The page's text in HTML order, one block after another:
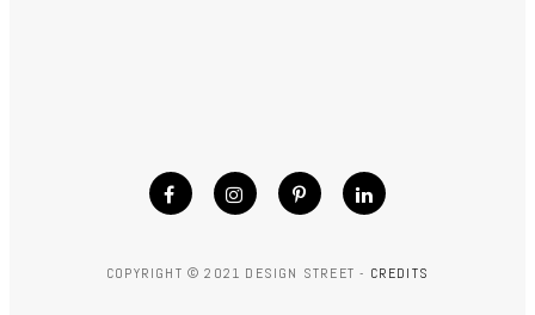
COPYRIGHT © 2021 DESIGN STREET - CREDITS